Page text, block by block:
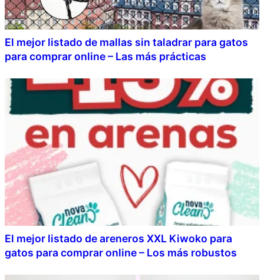
El mejor listado de mallas sin taladrar para gatos
para comprar online – Las más prácticas
El mejor listado de areneros XXL Kiwoko para
gatos para comprar online – Los más robustos